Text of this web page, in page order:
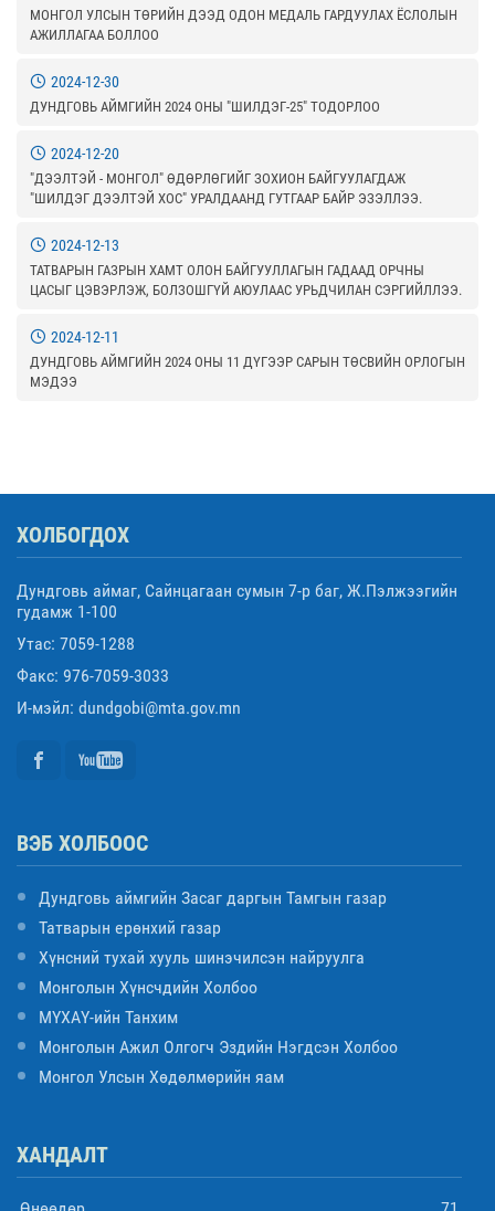
МОНГОЛ УЛСЫН ТӨРИЙН ДЭЭД ОДОН МЕДАЛЬ ГАРДУУЛАХ ЁСЛОЛЫН
АЖИЛЛАГАА БОЛЛОО
2024-12-30
ДУНДГОВЬ АЙМГИЙН 2024 ОНЫ "ШИЛДЭГ-25" ТОДОРЛОО
2024-12-20
"ДЭЭЛТЭЙ - МОНГОЛ" ӨДӨРЛӨГИЙГ ЗОХИОН БАЙГУУЛАГДАЖ
"ШИЛДЭГ ДЭЭЛТЭЙ ХОС" УРАЛДААНД ГУТГААР БАЙР ЭЗЭЛЛЭЭ.
2024-12-13
ТАТВАРЫН ГАЗРЫН ХАМТ ОЛОН БАЙГУУЛЛАГЫН ГАДААД ОРЧНЫ
ЦАСЫГ ЦЭВЭРЛЭЖ, БОЛЗОШГҮЙ АЮУЛААС УРЬДЧИЛАН СЭРГИЙЛЛЭЭ.
2024-12-11
ДУНДГОВЬ АЙМГИЙН 2024 ОНЫ 11 ДҮГЭЭР САРЫН ТӨСВИЙН ОРЛОГЫН
МЭДЭЭ
ХОЛБОГДОХ
Дундговь аймаг, Сайнцагаан сумын 7-р баг, Ж.Пэлжээгийн
гудамж 1-100
Утас: 7059-1288
Факс: 976-7059-3033
И-мэйл: dundgobi@mta.gov.mn
ВЭБ ХОЛБООС
Дундговь аймгийн Засаг даргын Тамгын газар
Татварын ерөнхий газар
Хүнсний тухай хууль шинэчилсэн найруулга
Монголын Хүнсчдийн Холбоо
МҮХАҮ-ийн Танхим
Монголын Ажил Олгогч Эздийн Нэгдсэн Холбоо
Монгол Улсын Хөдөлмөрийн яам
ХАНДАЛТ